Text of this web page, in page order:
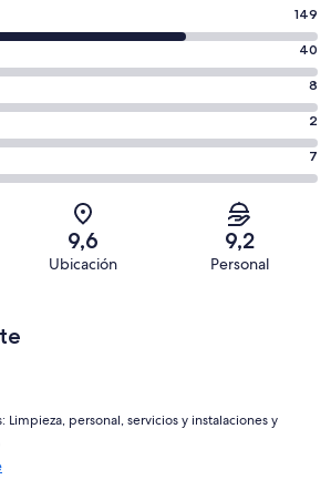
149
40
8
2
7
9,6
Ubicación
9,2
Personal
Limpieza, personal, servicios y instalaciones y